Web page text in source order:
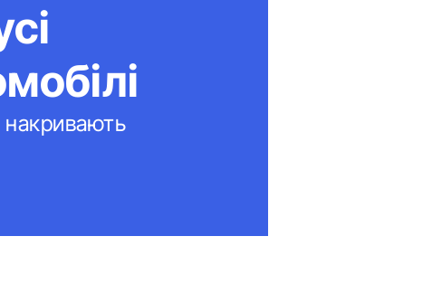
накривають